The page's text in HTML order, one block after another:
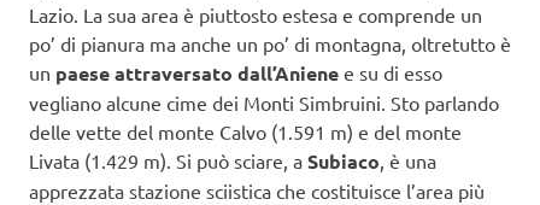
Lazio. La sua area è piuttosto estesa e comprende un
po’ di pianura ma anche un po’ di montagna, oltretutto è
un paese attraversato dall’Aniene e su di esso
vegliano alcune cime dei Monti Simbruini. Sto parlando
delle vette del monte Calvo (1.591 m) e del monte
Livata (1.429 m). Si può sciare, a Subiaco , è una
apprezzata stazione sciistica che costituisce l’area più